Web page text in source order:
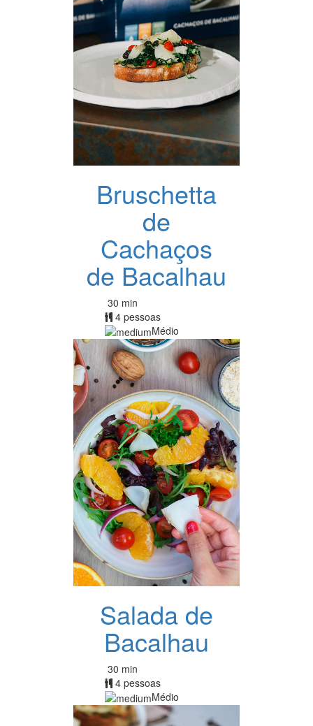
Bruschetta
de
Cachaços
de Bacalhau
30 min
4 pessoas
Médio
Salada de
Bacalhau
30 min
4 pessoas
Médio